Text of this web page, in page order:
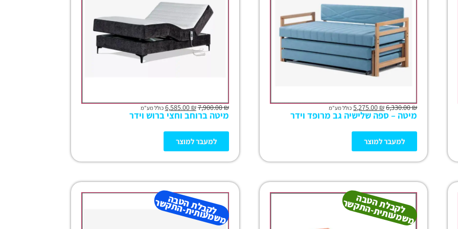
₪
6,330.00
₪ כולל מע"מ
מיטה – ספה שלישיה גב מרופד וידר
למעבר למוצר
₪
7,900.00
₪
6,585.00 כולל מע"מ
מיטה ברוחב וחצי ברוש וידר
למעבר למוצר
ל
ק
ב
ל
ת
ה
ט
ב
ה
מ
ש
מ
עו
תי
ת-
ה
ת
ק
ש
ר ל
ק
ב
ל
ת
ה
ט
ב
ה
מ
ש
מ
עו
תי
ת-
ה
ת
ק
ש
ר